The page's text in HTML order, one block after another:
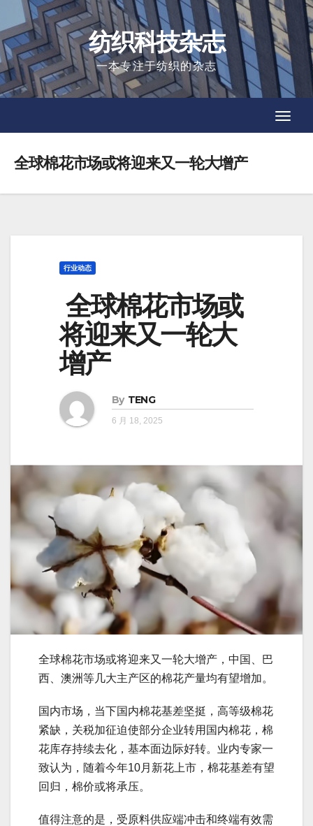
to
content
纺织科技杂志
一本专注于纺织的杂志
全球棉花市场或将迎来又一轮大增产
行业动态
全球棉花市场或
将迎来又一轮大
增产
By TENG
6 月 18, 2025
全球棉花市场或将迎来又一轮大增产，中国、巴
西、澳洲等几大主产区的棉花产量均有望增加。
国内市场，当下国内棉花基差坚挺，高等级棉花
紧缺，关税加征迫使部分企业转用国内棉花，棉
花库存持续去化，基本面边际好转。业内专家一
致认为，随着今年10月新花上市，棉花基差有望
回归，棉价或将承压。
值得注意的是，受原料供应端冲击和终端有效需